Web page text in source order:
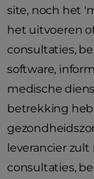
site, noch het
het uitvoeren
consultaties,
software,
medische
betrekking
leverancier zult
consultaties,